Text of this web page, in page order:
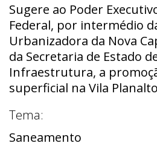
Sugere ao Poder
Federal, por intermédio
Urbanizadora da Nova
da Secretaria de Estado
Infraestrutura, a
superficial na Vila
Tema:
Saneamento